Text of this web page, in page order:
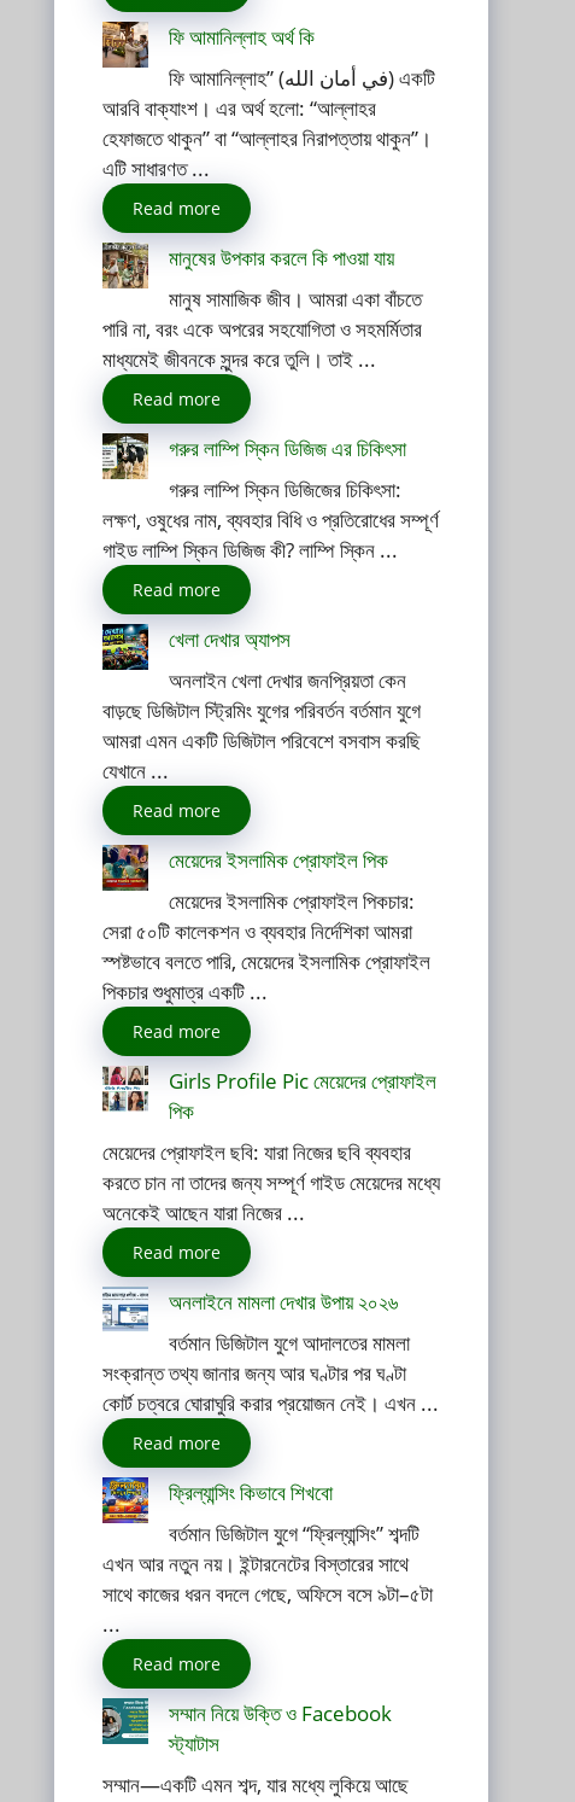
ফি আমানিল্লাহ অর্থ কি
ফি আমানিল্লাহ” (في أمان الله) একটি
আরবি বাক্যাংশ। এর অর্থ হলো: “আল্লাহর
হেফাজতে থাকুন” বা “আল্লাহর নিরাপত্তায় থাকুন”।
এটি সাধারণত ...
Read more
মানুষের উপকার করলে কি পাওয়া যায়
মানুষ সামাজিক জীব। আমরা একা বাঁচতে
পারি না, বরং একে অপরের সহযোগিতা ও সহমর্মিতার
মাধ্যমেই জীবনকে সুন্দর করে তুলি। তাই ...
Read more
গরুর লাম্পি স্কিন ডিজিজ এর চিকিৎসা
গরুর লাম্পি স্কিন ডিজিজের চিকিৎসা:
লক্ষণ, ওষুধের নাম, ব্যবহার বিধি ও প্রতিরোধের সম্পূর্ণ
গাইড লাম্পি স্কিন ডিজিজ কী? লাম্পি স্কিন ...
Read more
খেলা দেখার অ্যাপস
অনলাইন খেলা দেখার জনপ্রিয়তা কেন
বাড়ছে ডিজিটাল স্ট্রিমিং যুগের পরিবর্তন বর্তমান যুগে
আমরা এমন একটি ডিজিটাল পরিবেশে বসবাস করছি
যেখানে ...
Read more
মেয়েদের ইসলামিক প্রোফাইল পিক
মেয়েদের ইসলামিক প্রোফাইল পিকচার:
সেরা ৫০টি কালেকশন ও ব্যবহার নির্দেশিকা আমরা
স্পষ্টভাবে বলতে পারি, মেয়েদের ইসলামিক প্রোফাইল
পিকচার শুধুমাত্র একটি ...
Read more
Girls Profile Pic মেয়েদের প্রোফাইল
পিক
মেয়েদের প্রোফাইল ছবি: যারা নিজের ছবি ব্যবহার
করতে চান না তাদের জন্য সম্পূর্ণ গাইড মেয়েদের মধ্যে
অনেকেই আছেন যারা নিজের ...
Read more
অনলাইনে মামলা দেখার উপায় ২০২৬
বর্তমান ডিজিটাল যুগে আদালতের মামলা
সংক্রান্ত তথ্য জানার জন্য আর ঘণ্টার পর ঘণ্টা
কোর্ট চত্বরে ঘোরাঘুরি করার প্রয়োজন নেই। এখন ...
Read more
ফ্রিল্যান্সিং কিভাবে শিখবো
বর্তমান ডিজিটাল যুগে “ফ্রিল্যান্সিং” শব্দটি
এখন আর নতুন নয়। ইন্টারনেটের বিস্তারের সাথে
সাথে কাজের ধরন বদলে গেছে, অফিসে বসে ৯টা–৫টা
...
Read more
সম্মান নিয়ে উক্তি ও Facebook
স্ট্যাটাস
সম্মান—একটি এমন শব্দ, যার মধ্যে লুকিয়ে আছে